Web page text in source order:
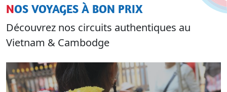
NOS VOYAGES À BON PRIX
Découvrez nos circuits authentiques au
Vietnam & Cambodge